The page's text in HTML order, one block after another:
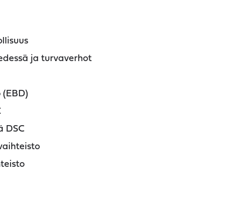
ja turvaverhot
DSC